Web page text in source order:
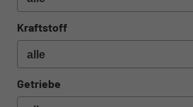
Kraftstoff
Getriebe